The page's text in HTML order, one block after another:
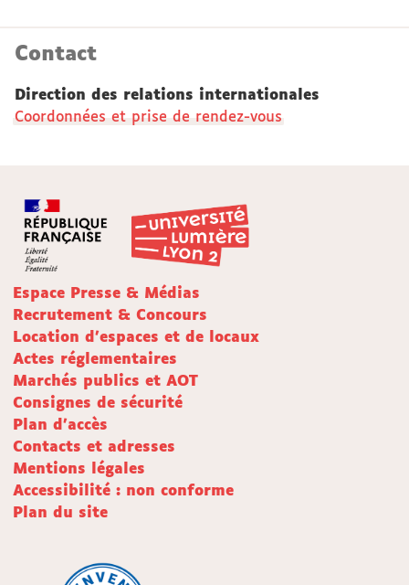
Contact
Direction des relations internationales
Coordonnées et prise de rendez-vous
Espace Presse & Médias
Recrutement & Concours
Location d'espaces et de locaux
Actes réglementaires
Marchés publics et AOT
Consignes de sécurité
Plan d'accès
Contacts et adresses
Mentions légales
Accessibilité : non conforme
Plan du site